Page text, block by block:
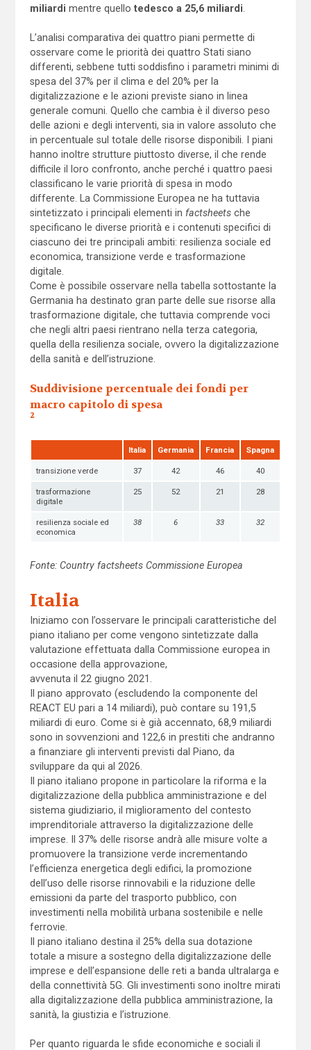
miliardi mentre quello tedesco a 25,6 miliardi
L’analisi comparativa dei quattro piani permette di
osservare come le priorità dei quattro Stati siano
differenti, sebbene tutti soddisfino i parametri minimi di
spesa del 37% per il clima e del 20% per la
digitalizzazione e le azioni previste siano in linea
generale comuni. Quello che cambia è il diverso peso
delle azioni e degli interventi, sia in valore assoluto che
in percentuale sul totale delle risorse disponibili. I piani
hanno inoltre strutture piuttosto diverse, il che rende
difficile il loro confronto, anche perché i quattro paesi
classificano le varie priorità di spesa in modo
differente. La Commissione Europea ne ha tuttavia
sintetizzato i principali elementi in factsheetsche
specificano le diverse priorità e i contenuti specifici di
ciascuno dei tre principali ambiti: resilienza sociale ed
economica, transizione verde e trasformazione
digitale.
Come è possibile osservare nella tabella sottostante la
Germania ha destinato gran parte delle sue risorse alla
trasformazione digitale, che tuttavia comprende voci
che negli altri paesi rientrano nella terza categoria,
quella della resilienza sociale, ovvero la digitalizzazione
della sanità e dell’istruzione.
Suddivisione percentuale dei fondi per
macro capitolo di spesa
2
Italia Germania Francia Spagna
transizione verde 37 42 46 40
trasformazione
digitale
25 52 21 28
resilienza sociale ed
economica
38 6 33 32
Fonte: Country factsheets Commissione Europea
Italia
Iniziamo con l’osservare le principali caratteristiche del
piano italiano per come vengono sintetizzate dalla
valutazione effettuata dalla Commissione europea in
occasione della approvazione,
avvenuta il 22 giugno 2021.
Il piano approvato (escludendo la componente del
REACT EU pari a 14 miliardi), può contare su 191,5
miliardi di euro. Come si è già accennato, 68,9 miliardi
sono in sovvenzioni and 122,6 in prestiti che andranno
a finanziare gli interventi previsti dal Piano, da
sviluppare da qui al 2026.
Il piano italiano propone in particolare la riforma e la
digitalizzazione della pubblica amministrazione e del
sistema giudiziario, il miglioramento del contesto
imprenditoriale attraverso la digitalizzazione delle
imprese. Il 37% delle risorse andrà alle misure volte a
promuovere la transizione verde incrementando
l’efficienza energetica degli edifici, la promozione
dell’uso delle risorse rinnovabili e la riduzione delle
emissioni da parte del trasporto pubblico, con
investimenti nella mobilità urbana sostenibile e nelle
ferrovie.
Il piano italiano destina il 25% della sua dotazione
totale a misure a sostegno della digitalizzazione delle
imprese e dell’espansione delle reti a banda ultralarga e
della connettività 5G. Gli investimenti sono inoltre mirati
alla digitalizzazione della pubblica amministrazione, la
sanità, la giustizia e l’istruzione.
Per quanto riguarda le sfide economiche e sociali il